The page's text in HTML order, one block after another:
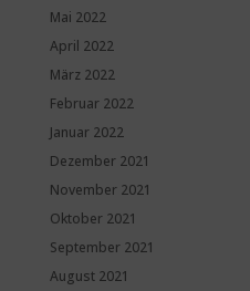
Mai 2022
April 2022
März 2022
Februar 2022
Januar 2022
Dezember 2021
November 2021
Oktober 2021
September 2021
August 2021